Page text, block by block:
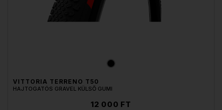
VITTORIA TERRENO T50
HAJTOGATÓS GRAVEL KÜLSŐ GUMI
12 000 FT